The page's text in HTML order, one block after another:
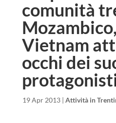
comunità
Vietnam
occhi dei
19 Apr 2013| Attività in